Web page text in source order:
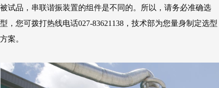
被试品，串联谐振装置的组件是不同的。所以，请务必准确选
型，您可拨打热线电话027-83621138，技术部为您量身制定选型
方案。